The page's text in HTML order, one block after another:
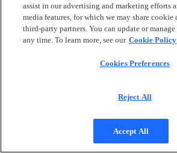
assist in our advertising and marketing efforts
media features, for which we may share cookie
third-party partners. You can update or
any time. To learn more, see our Cookie Policy
Cookies Preferences
Reject All
Accept All